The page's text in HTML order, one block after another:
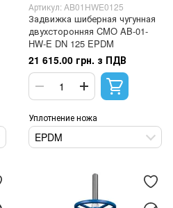
Артикул: AB01HWE0125
Задвижка шиберная чугунная
двухсторонняя CMO AB-01-
HW-E DN 125 EPDM
21 615.00 грн. з ПДВ
Уплотнение ножа
EPDM